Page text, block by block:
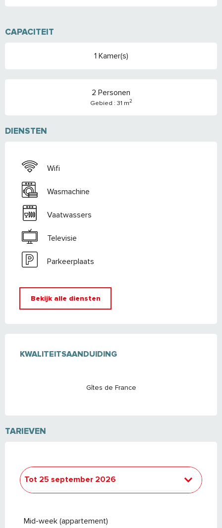
CAPACITEIT
1 Kamer(s)
2 Personen
Gebied : 31 m2
DIENSTEN
Wifi
Wasmachine
Vaatwassers
Televisie
Parkeerplaats
Bekijk alle diensten
KWALITEITSAANDUIDING
KWALITEITSAANDUIDING
Gîtes de France
TARIEVEN
Tot 25 september 2026
Mid-week (appartement)